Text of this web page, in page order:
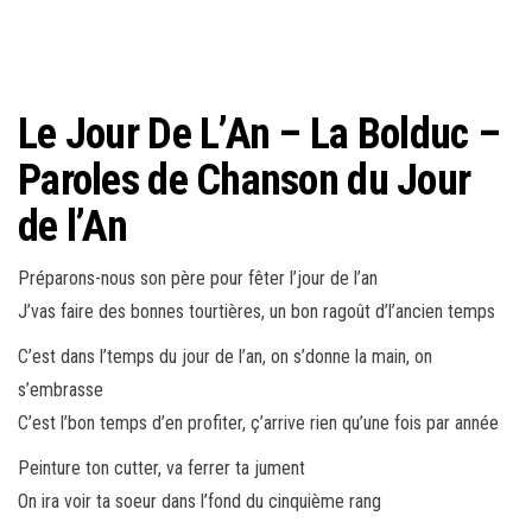
Le Jour De L’An – La Bolduc –
Paroles de Chanson du Jour
de l’An
Préparons-nous son père pour fêter l’jour de l’an
J’vas faire des bonnes tourtières, un bon ragoût d’l’ancien temps
C’est dans l’temps du jour de l’an, on s’donne la main, on
s’embrasse
C’est l’bon temps d’en profiter, ç’arrive rien qu’une fois par année
Peinture ton cutter, va ferrer ta jument
On ira voir ta soeur dans l’fond du cinquième rang